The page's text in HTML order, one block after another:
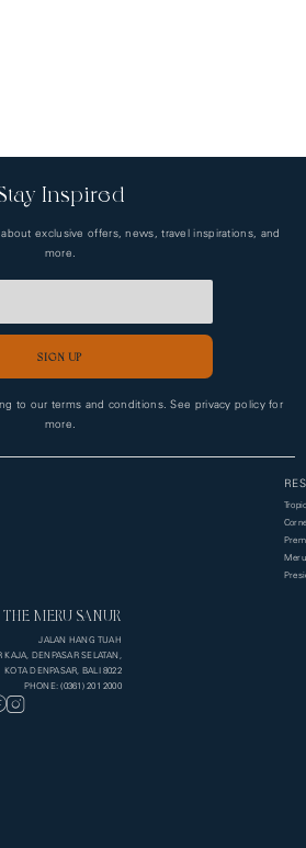
Inspired
exclusive offers, news, travel inspirations, and
more.
SIGN UP
to our terms and conditions. See privacy policy for
more.
THE MERU SANUR
JALAN HANG TUAH
KAJA, DENPASAR SELATAN,
KOTA DENPASAR, BALI 8022
PHONE: (0361) 201 2000